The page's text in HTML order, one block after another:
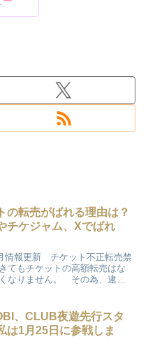
の転売がばれる理由は？
チケジャム、Xでばれ
情報更新 チケット不正転売禁
てもチケットの高額転売はな
なりません。 その為、逮捕
います。 2024年に入ってか
やW...
、CLUB夜遊先行スタ
は1月25日に参戦しま